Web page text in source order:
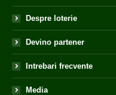
Despre loterie
Devino partener
Intrebari frecvente
Media